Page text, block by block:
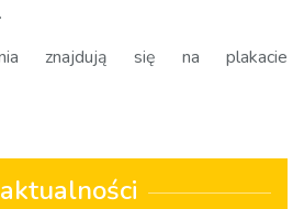
znajdują się na plakacie